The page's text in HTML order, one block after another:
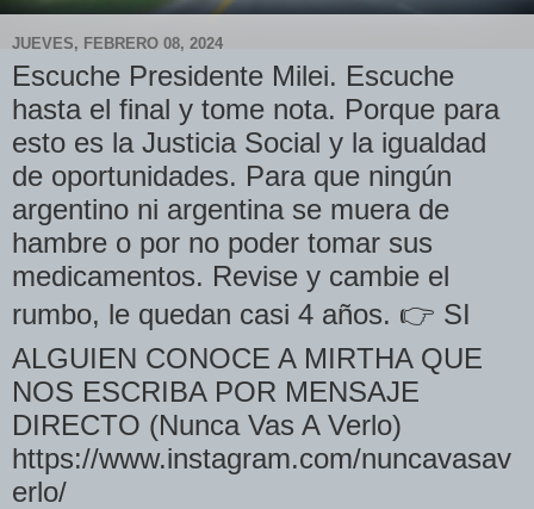
JUEVES, FEBRERO 08, 2024
Escuche Presidente Milei. Escuche
hasta el final y tome nota. Porque para
esto es la Justicia Social y la igualdad
de oportunidades. Para que ningún
argentino ni argentina se muera de
hambre o por no poder tomar sus
medicamentos. Revise y cambie el
rumbo, le quedan casi 4 años. 👉 SI
ALGUIEN CONOCE A MIRTHA QUE
NOS ESCRIBA POR MENSAJE
DIRECTO (Nunca Vas A Verlo)
https://www.instagram.com/nuncavasav
erlo/